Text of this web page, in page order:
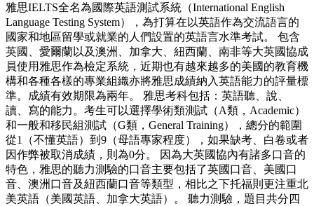
雅思IELTS全名為國際英語測試系統（International English
Language Testing System），為打算在以英語作為交流語言的
國家和地區留學或就業的人們設置的英語言水準考試。 包含
英國、愛爾蘭以及澳洲、加拿大、紐西蘭、南非等大英國協成
員使用雅思作為檢定系統，近期也有越來越多的美國的教育機
構和各種各樣的專業組織亦將雅思成績納入英語能力的評量標
準。成績有效期限為兩年。 雅思考科包括：英語聽、說、
讀、寫的能力。考生可以選擇學術類測試（A類，Academic）
和一般和移民組測試（G類，General Training），總分的範圍
從1（不懂英語）到9（母語專家程度），如果缺考、白卷或者
因作弊被取消成績，則為0分。 因為大英國協內有諸多口音的
特色，雅思的聽力測驗的口音主要包括了英國口音、美國口
音、澳洲口音及紐西蘭口音等類型，相比之下托福則更注重北
美英語（美國英語、加拿大英語）。 聽力測驗，題目共分四